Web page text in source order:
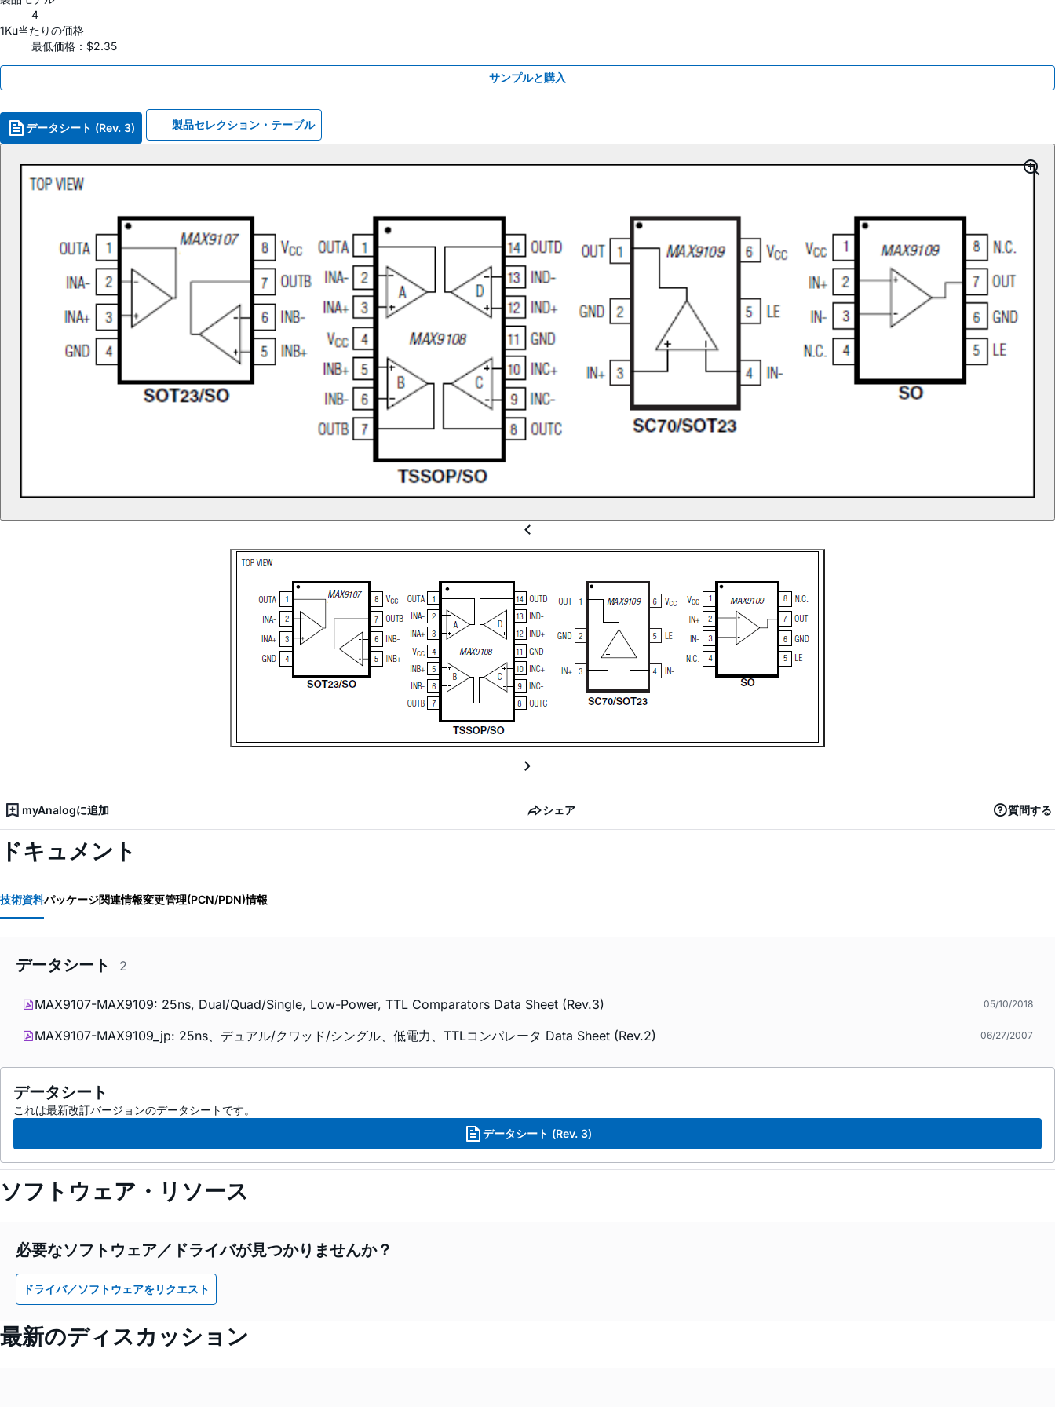
4
1Ku当たりの価格
最低価格：$2.35
サンプルと購入
データシート (Rev. 3) 製品セレクション・テーブル
myAnalogに追加 シェア 質問する
ドキュメント
技術資料パッケージ関連情報変更管理(PCN/PDN)情報
データシート 2
MAX9107-MAX9109: 25ns, Dual/Quad/Single, Low-Power, TTL Comparators Data Sheet (Rev.3) 05/10/2018
MAX9107-MAX9109_jp: 25ns、デュアル/クワッド/シングル、低電力、TTLコンパレータ Data Sheet (Rev.2) 06/27/2007
データシート
これは最新改訂バージョンのデータシートです。
データシート (Rev. 3)
ソフトウェア・リソース
必要なソフトウェア／ドライバが見つかりませんか？
ドライバ／ソフトウェアをリクエスト
最新のディスカッション